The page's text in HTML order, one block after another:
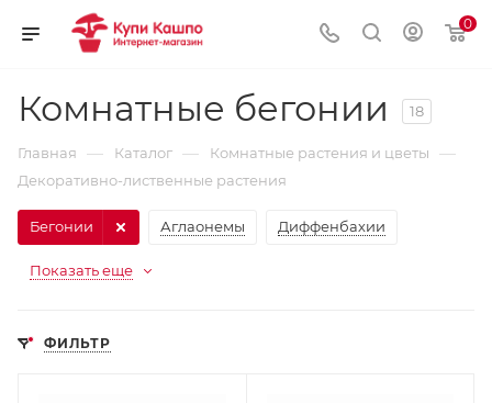
0
Комнатные бегонии 18
Главная — Каталог — Комнатные растения и цветы —
Декоративно-лиственные растения
Аглаонемы
Бегонии Диффенбахии
Показать еще
ФИЛЬТР